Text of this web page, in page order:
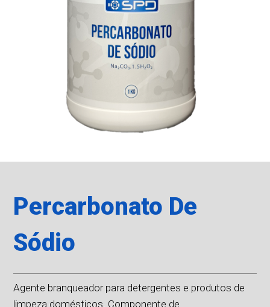
Percarbonato De
Sódio
Agente branqueador para detergentes e produtos de
limpeza domésticos. Componente de